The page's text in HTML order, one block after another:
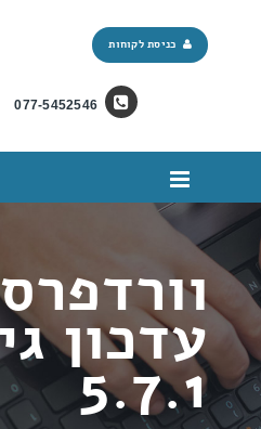
077-5452546
כניסת לקוחות
עדכון
5.7.1